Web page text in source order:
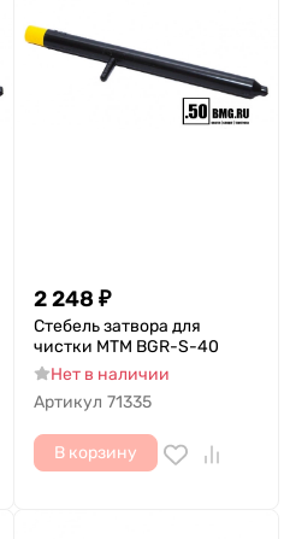
2 248 ₽
Стебель затвора для
чистки MTM BGR-S-40
Нет в наличии
Артикул 71335
В корзину